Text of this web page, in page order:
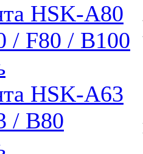
HSK-A80
/ F80 / B100
HSK-A63
/ B80